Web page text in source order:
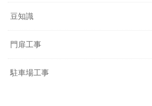
豆知識
門扉工事
駐車場工事